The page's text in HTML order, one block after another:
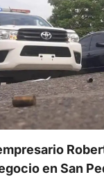
en San